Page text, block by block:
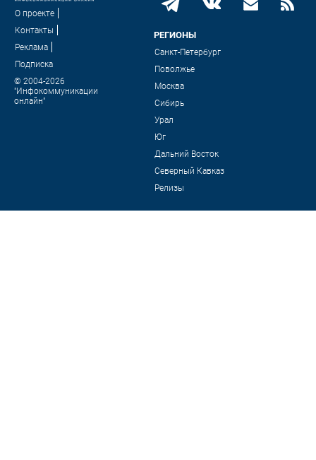
О проекте
Контакты
Реклама
Подписка
© 2004-2026
"Инфокоммуникации
онлайн"
РЕГИОНЫ
Санкт-Петербург
Поволжье
Москва
Сибирь
Урал
Юг
Дальний Восток
Северный Кавказ
Релизы